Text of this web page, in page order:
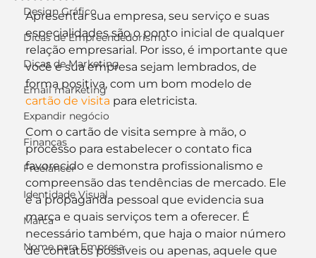
Design Gráfico
Dicas de Empreendedorismo
Dicas de Marketing
Email marketing
Expandir negócio
Finanças
Freelancer
Identidade Visual
Marca
Nome para Empresa
Apresentar sua empresa, seu serviço e suas
especialidades são o ponto inicial de qualquer
relação empresarial. Por isso, é importante que
você e sua empresa sejam lembrados, de
forma positiva, com um bom modelo de
cartão de visita para eletricista.
Com o cartão de visita sempre à mão, o
processo para estabelecer o contato fica
favorecido e demonstra profissionalismo e
compreensão das tendências de mercado. Ele
é a propaganda pessoal que evidencia sua
marca e quais serviços tem a oferecer. É
necessário também, que haja o maior número
de contatos possíveis ou apenas, aquele que